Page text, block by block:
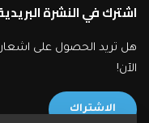
اشترك في النشرة
هل تريد الحصول على
الآن!
الاشتراك